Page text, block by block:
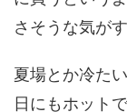
さそうな気がす
夏場とか冷た
日にもホット